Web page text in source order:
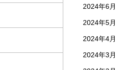
2024年6月
2024年5月
2024年4月
2024年3月